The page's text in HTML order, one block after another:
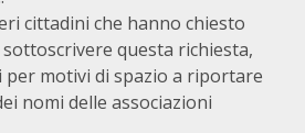
cittadini che hanno chiesto
questa richiesta,
per motivi di spazio a riportare
nomi delle associazioni